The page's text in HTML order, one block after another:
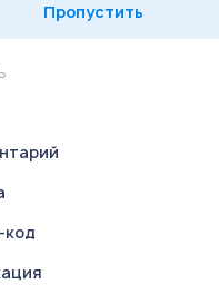
Пропустить